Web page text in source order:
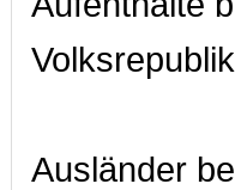
Ausländer